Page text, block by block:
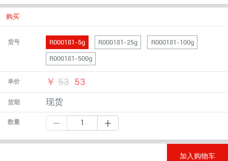
购买
货号 R000181-5g R000181-25g R000181-100g
R000181-500g
单价 ￥ 53 53
货期 现货
数量
加入购物车